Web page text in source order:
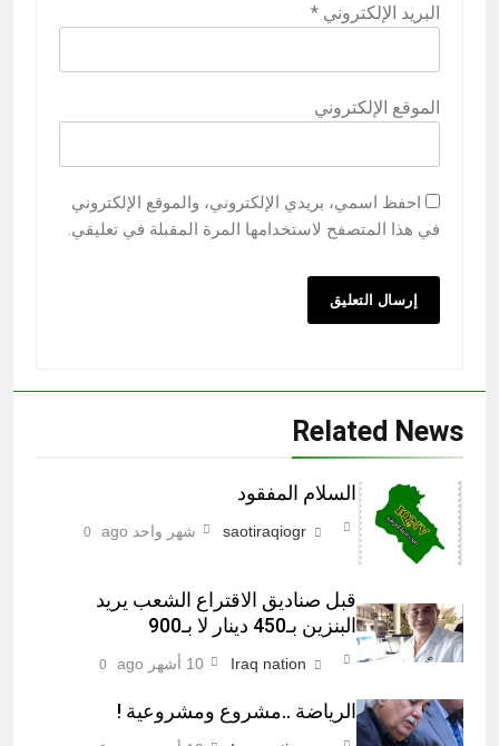
البريد الإلكتروني *
الموقع الإلكتروني
احفظ اسمي، بريدي الإلكتروني، والموقع الإلكتروني
في هذا المتصفح لاستخدامها المرة المقبلة في تعليقي.
Related News
السلام المفقود
saotiraqiogr شهر واحد ago 0
قبل صناديق الاقتراع الشعب يريد
البنزين بـ450 دينار لا بـ900
Iraq nation 10 أشهر ago 0
الرياضة ..مشروع ومشروعية !